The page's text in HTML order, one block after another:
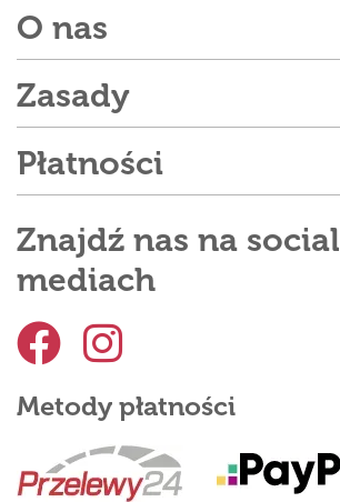
O nas
Zasady
Płatności
Znajdź nas na social
mediach
Metody płatności